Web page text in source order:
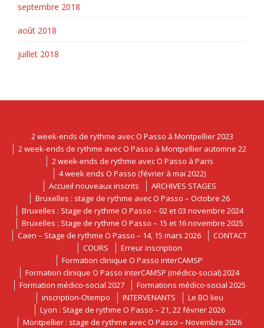
septembre 2018
août 2018
juillet 2018
2 week-ends de rythme avec O Passo à Montpellier 2023
2 week-ends de rythme avec O Passo à Montpellier automne 22
2 week-ends de rythme avec O Passo à Paris
4 week ends O Passo (février à mai 2022)
Accueil nouveaux inscrits
ARCHIVES STAGES
Bruxelles : stage de rythme avec O Passo – Octobre 26
Bruxelles : Stage de rythme O Passo – 02 et 03 novembre 2024
Bruxelles : Stage de rythme O Passo – 15 et 16 novembre 2025
Caen – Stage de rythme O Passo – 14, 15 mars 2026
CONTACT
COURS
Erreur inscription
Formation clinique O Passo interCAMSP
Formation clinique O Passo interCAMSP (médico-social) 2024
Formation médico-social 2027
Formations médico-social 2025
inscription-Otempo
INTERVENANTS
Le BO lieu
Lyon : Stage de rythme O Passo – 21, 22 février 2026
Montpellier : stage de rythme avec O Passo – Novembre 2026